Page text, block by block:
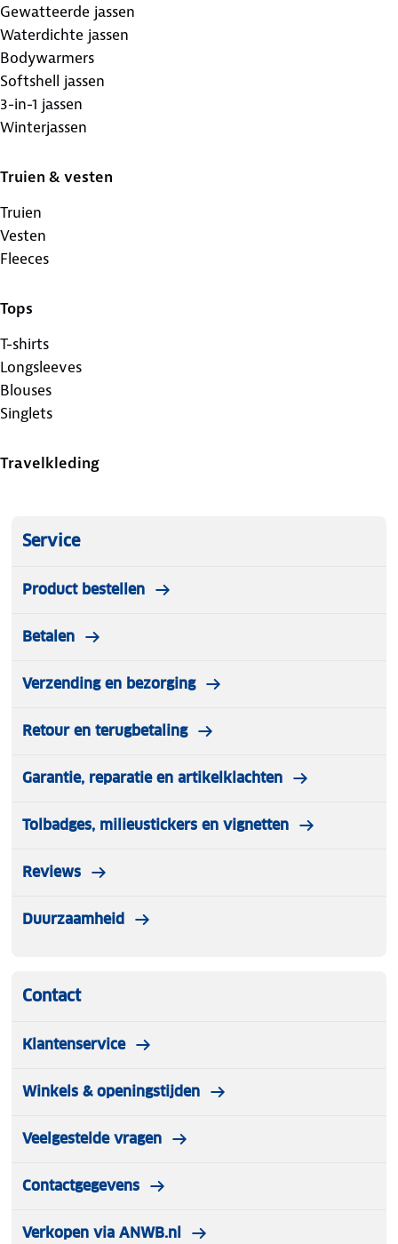
Gewatteerde jassen
Waterdichte jassen
Bodywarmers
Softshell jassen
3-in-1 jassen
Winterjassen
Truien & vesten
Truien
Vesten
Fleeces
Tops
T-shirts
Longsleeves
Blouses
Singlets
Travelkleding
Service
Product bestellen
Betalen
Verzending en bezorging
Retour en terugbetaling
Garantie, reparatie en artikelklachten
Tolbadges, milieustickers en vignetten
Reviews
Duurzaamheid
Contact
Klantenservice
Winkels & openingstijden
Veelgestelde vragen
Contactgegevens
Verkopen via ANWB.nl